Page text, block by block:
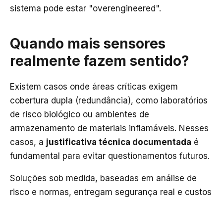
sistema pode estar "overengineered".
Quando mais sensores
realmente fazem sentido?
Existem casos onde áreas críticas exigem
cobertura dupla (redundância), como laboratórios
de risco biológico ou ambientes de
armazenamento de materiais inflamáveis. Nesses
casos, a justificativa técnica documentada é
fundamental para evitar questionamentos futuros.
Soluções sob medida, baseadas em análise de
risco e normas, entregam segurança real e custos